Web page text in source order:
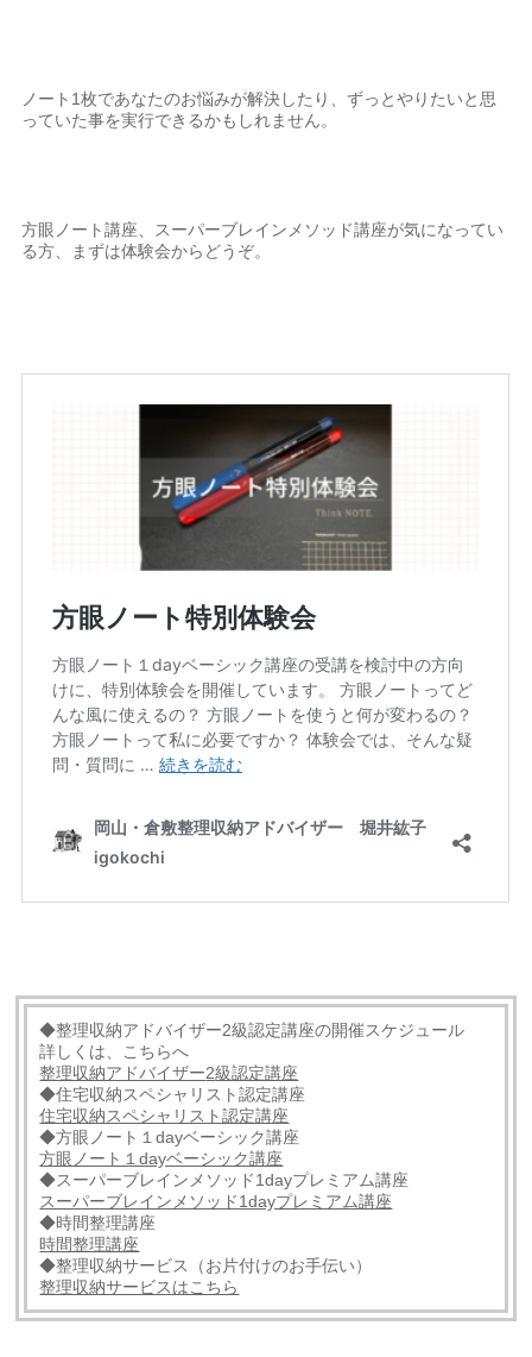
ノート1枚であなたのお悩みが解決したり、ずっとやりたいと思
っていた事を実行できるかもしれません。
方眼ノート講座、スーパーブレインメソッド講座が気になってい
る方、まずは体験会からどうぞ。
◆整理収納アドバイザー2級認定講座の開催スケジュール
詳しくは、こちらへ
整理収納アドバイザー2級認定講座
◆住宅収納スペシャリスト認定講座
住宅収納スペシャリスト認定講座
◆方眼ノート１dayベーシック講座
方眼ノート１dayベーシック講座
◆スーパーブレインメソッド1dayプレミアム講座
スーパーブレインメソッド1dayプレミアム講座
◆時間整理講座
時間整理講座
◆整理収納サービス（お片付けのお手伝い）
整理収納サービスはこちら